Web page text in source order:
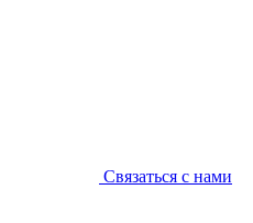
Связаться с нами